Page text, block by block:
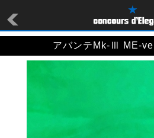
アバンテMk-Ⅲ ME-